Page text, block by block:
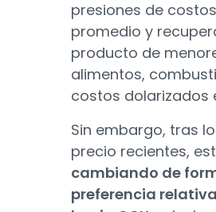
presiones de
promedio y
producto de
alimentos,
costos dolarizados
Sin embargo, tras
precio recientes,
cambiando de
preferencia